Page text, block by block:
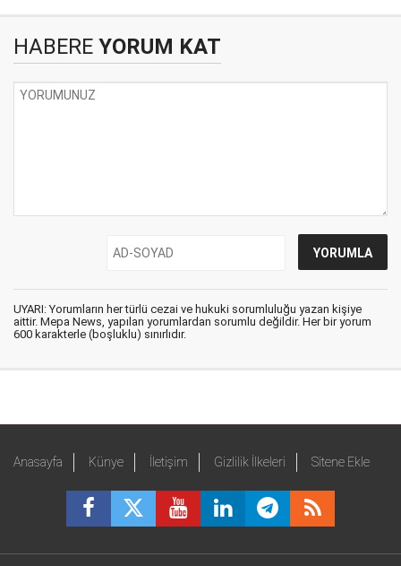
HABERE YORUM KAT
UYARI: Yorumların her türlü cezai ve hukuki sorumluluğu yazan kişiye
aittir. Mepa News, yapılan yorumlardan sorumlu değildir. Her bir yorum
600 karakterle (boşluklu) sınırlıdır.
Anasayfa Künye İletişim Gizlilik İlkeleri Sitene Ekle